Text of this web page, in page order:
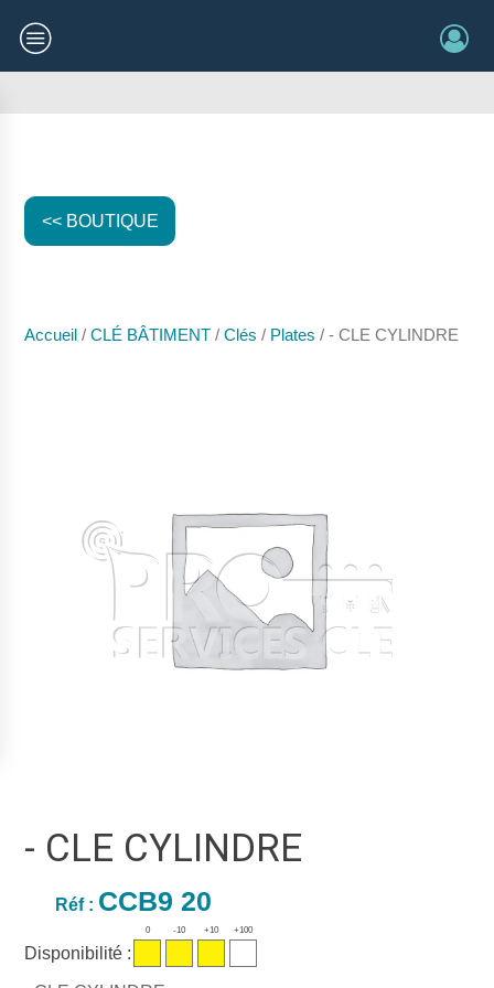
<< BOUTIQUE
Accueil /CLÉ BÂTIMENT /Clés / Plates / - CLE CYLINDRE
- CLE CYLINDRE
Réf : CCB9 20
Disponibilité :
0 -10 +10 +100